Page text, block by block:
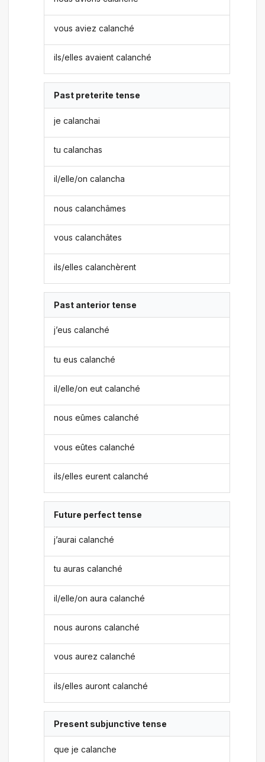
vous aviez calanché
ils/elles avaient calanché
Past preterite tense
je calanchai
tu calanchas
il/elle/on calancha
nous calanchâmes
vous calanchâtes
ils/elles calanchèrent
Past anterior tense
j’eus calanché
tu eus calanché
il/elle/on eut calanché
nous eûmes calanché
vous eûtes calanché
ils/elles eurent calanché
Future perfect tense
j’aurai calanché
tu auras calanché
il/elle/on aura calanché
nous aurons calanché
vous aurez calanché
ils/elles auront calanché
Present subjunctive tense
que je calanche